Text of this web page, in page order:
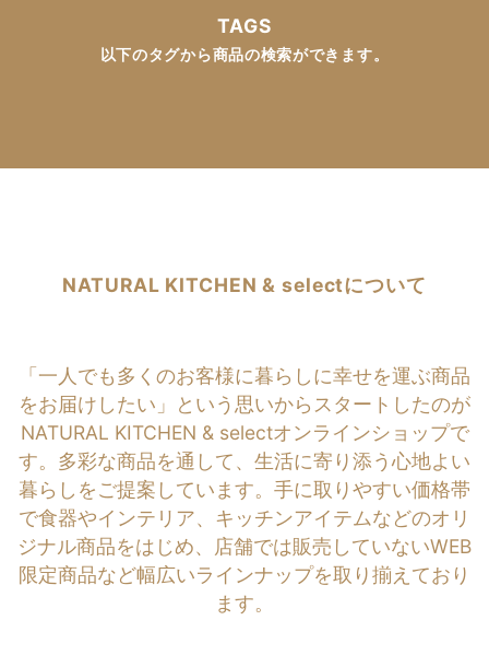
TAGS
以下のタグから商品の検索ができます。
NATURAL KITCHEN & selectについて
「一人でも多くのお客様に暮らしに幸せを運ぶ商品
をお届けしたい」という思いからスタートしたのが
NATURAL KITCHEN & selectオンラインショップで
す。多彩な商品を通して、生活に寄り添う心地よい
暮らしをご提案しています。手に取りやすい価格帯
で食器やインテリア、キッチンアイテムなどのオリ
ジナル商品をはじめ、店舗では販売していないWEB
限定商品など幅広いラインナップを取り揃えており
ます。